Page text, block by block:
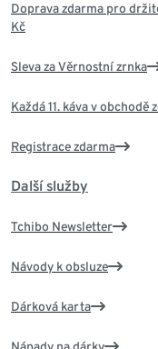
Doprava zdarma pro
Kč
Sleva za Věrnostní zrnka
Každá 11. káva v obchodě
Registrace zdarma
Další služby
Tchibo Newsletter
Návody k obsluze
Dárková karta